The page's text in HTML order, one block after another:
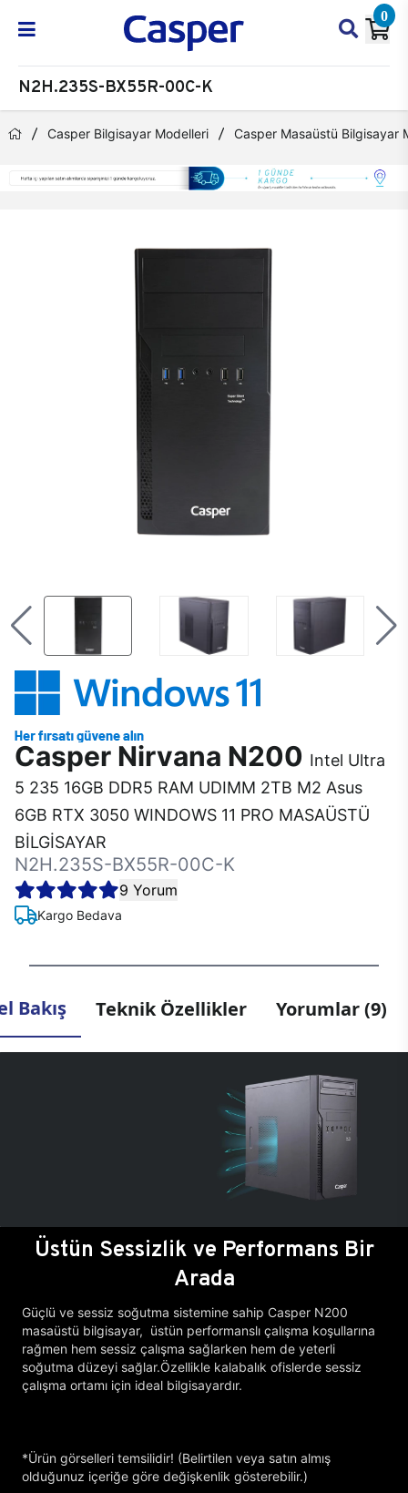
0
N2H.235S-BX55R-00C-K
Casper Bilgisayar Modelleri Casper Masaüstü Bilgisayar
Casper Nirvana N200 Intel Ultra
5 235 16GB DDR5 RAM UDIMM 2TB M2 Asus
6GB RTX 3050 WINDOWS 11 PRO MASAÜSTÜ
BİLGİSAYAR
N2H.235S-BX55R-00C-K
9 Yorum
Kargo Bedava
Bakış Teknik Özellikler Yorumlar (9)
Üstün Sessizlik ve Performans Bir
Arada
Güçlü ve sessiz soğutma sistemine sahip Casper N200
masaüstü bilgisayar, üstün performanslı çalışma koşullarına
rağmen hem sessiz çalışma sağlarken hem de yeterli
soğutma düzeyi sağlar.Özellikle kalabalık ofislerde sessiz
çalışma ortamı için ideal bilgisayardır.
*Ürün görselleri temsilidir! (Belirtilen veya satın almış
olduğunuz içeriğe göre değişkenlik gösterebilir.)